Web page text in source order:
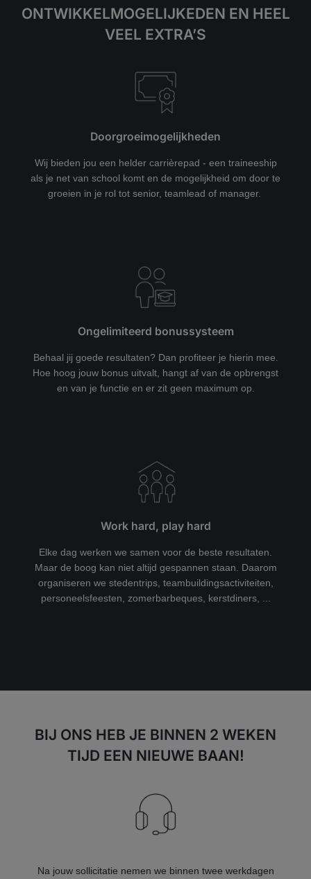
ONTWIKKELMOGELIJKEDEN EN HEEL
VEEL EXTRA’S
Doorgroeimogelijkheden
Wij bieden jou een helder carrièrepad - een traineeship
als je net van school komt en de mogelijkheid om door te
groeien in je rol tot senior, teamlead of manager.
Ongelimiteerd bonussysteem
Behaal jij goede resultaten? Dan profiteer je hierin mee.
Hoe hoog jouw bonus uitvalt, hangt af van de opbrengst
en van je functie en er zit geen maximum op.
Work hard, play hard
Elke dag werken we samen voor de beste resultaten.
Maar de boog kan niet altijd gespannen staan. Daarom
organiseren we stedentrips, teambuildingsactiviteiten,
personeelsfeesten, zomerbarbeques, kerstdiners, ...
BIJ ONS HEB JE BINNEN 2 WEKEN
TIJD EEN NIEUWE BAAN!
Na jouw sollicitatie nemen we binnen twee werkdagen